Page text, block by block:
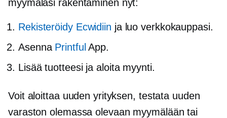
myymäläsi rakentaminen nyt:
Rekisteröidy Ecwidiin ja luo verkkokauppasi.
Asenna Printful App.
Lisää tuotteesi ja aloita myynti.
Voit aloittaa uuden yrityksen, testata uuden
varaston olemassa olevaan myymälään tai